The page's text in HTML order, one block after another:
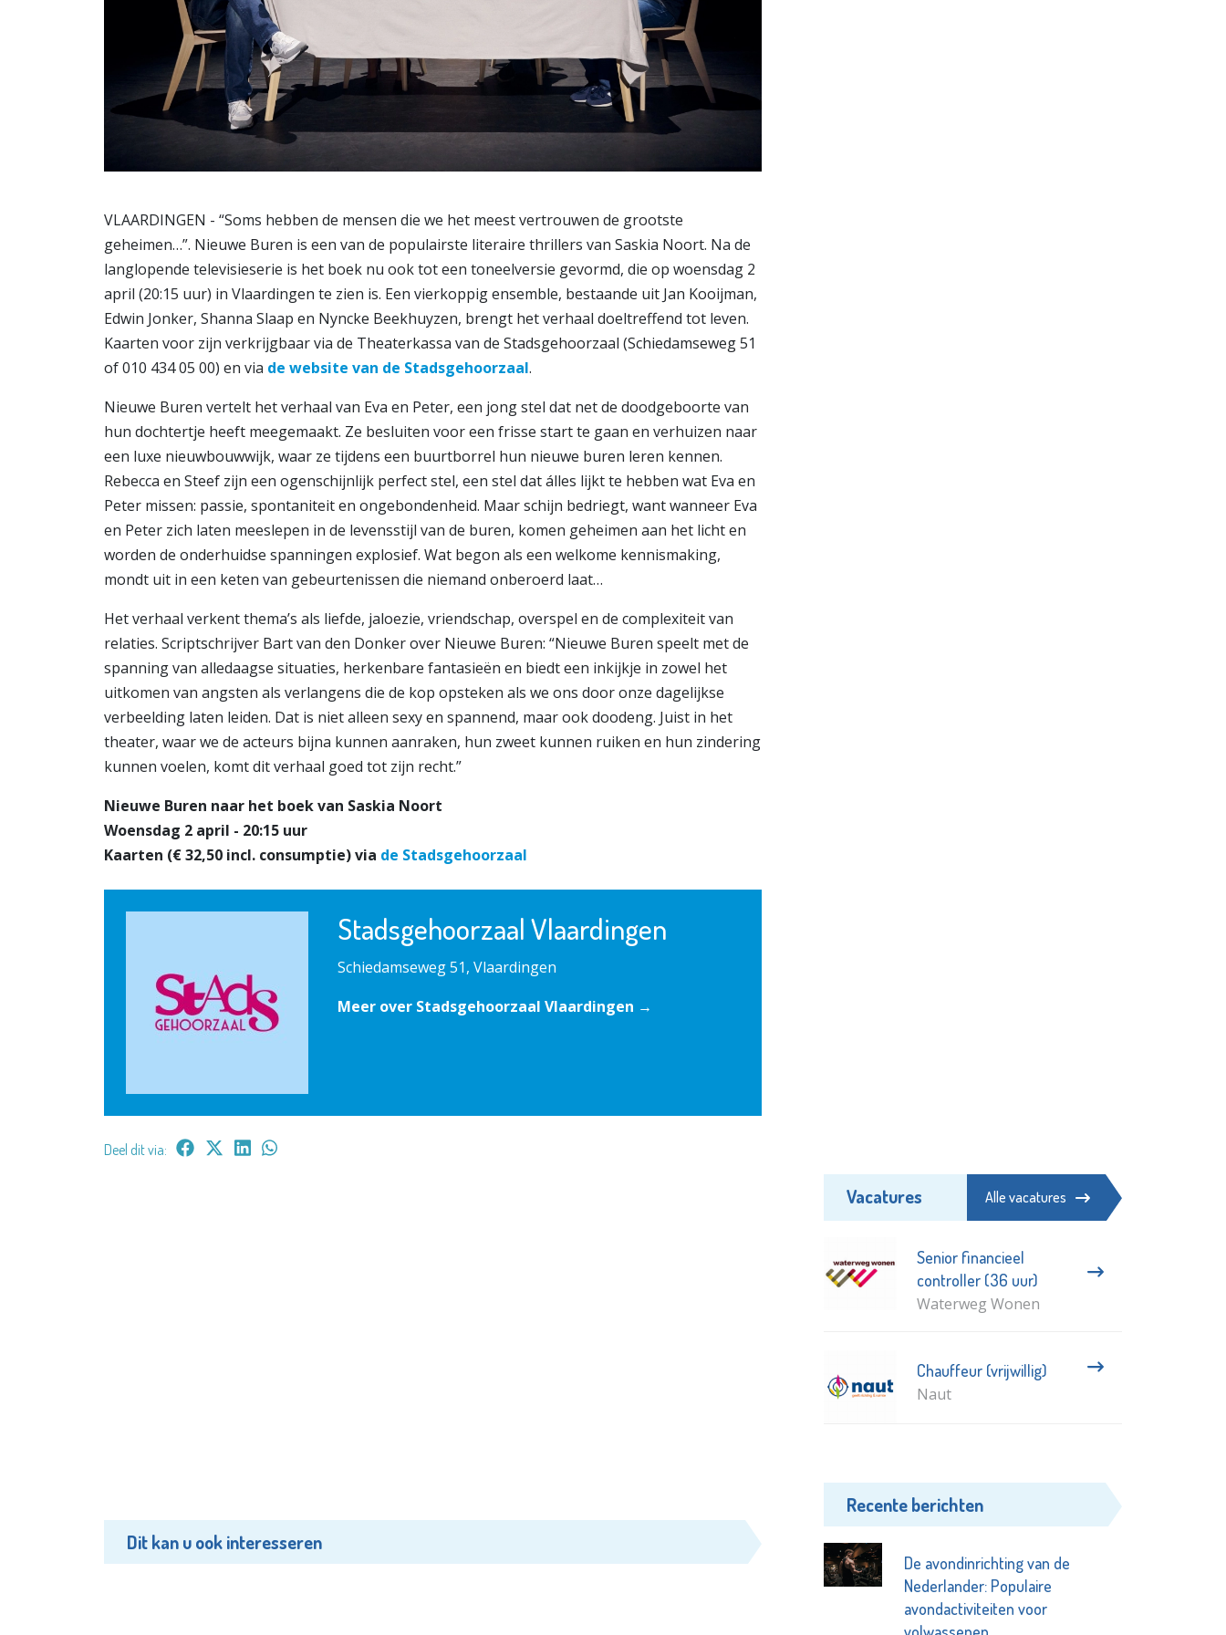
VLAARDINGEN - “Soms hebben de mensen die we het meest vertrouwen de grootste
geheimen…”. Nieuwe Buren is een van de populairste literaire thrillers van Saskia Noort. Na de
langlopende televisieserie is het boek nu ook tot een toneelversie gevormd, die op woensdag 2
april (20:15 uur) in Vlaardingen te zien is. Een vierkoppig ensemble, bestaande uit Jan Kooijman,
Edwin Jonker, Shanna Slaap en Nyncke Beekhuyzen, brengt het verhaal doeltreffend tot leven.
Kaarten voor zijn verkrijgbaar via de Theaterkassa van de Stadsgehoorzaal (Schiedamseweg 51
of 010 434 05 00) en via de website van de Stadsgehoorzaal.
Nieuwe Buren vertelt het verhaal van Eva en Peter, een jong stel dat net de doodgeboorte van
hun dochtertje heeft meegemaakt. Ze besluiten voor een frisse start te gaan en verhuizen naar
een luxe nieuwbouwwijk, waar ze tijdens een buurtborrel hun nieuwe buren leren kennen.
Rebecca en Steef zijn een ogenschijnlijk perfect stel, een stel dat álles lijkt te hebben wat Eva en
Peter missen: passie, spontaniteit en ongebondenheid. Maar schijn bedriegt, want wanneer Eva
en Peter zich laten meeslepen in de levensstijl van de buren, komen geheimen aan het licht en
worden de onderhuidse spanningen explosief. Wat begon als een welkome kennismaking,
mondt uit in een keten van gebeurtenissen die niemand onberoerd laat…
Het verhaal verkent thema’s als liefde, jaloezie, vriendschap, overspel en de complexiteit van
relaties. Scriptschrijver Bart van den Donker over Nieuwe Buren: “Nieuwe Buren speelt met de
spanning van alledaagse situaties, herkenbare fantasieën en biedt een inkijkje in zowel het
uitkomen van angsten als verlangens die de kop opsteken als we ons door onze dagelijkse
verbeelding laten leiden. Dat is niet alleen sexy en spannend, maar ook doodeng. Juist in het
theater, waar we de acteurs bijna kunnen aanraken, hun zweet kunnen ruiken en hun zindering
kunnen voelen, komt dit verhaal goed tot zijn recht.”
Nieuwe Buren naar het boek van Saskia Noort
Woensdag 2 april - 20:15 uur
Kaarten (€ 32,50 incl. consumptie) via de Stadsgehoorzaal
Stadsgehoorzaal Vlaardingen
Schiedamseweg 51, Vlaardingen
Meer over Stadsgehoorzaal Vlaardingen →
Deel dit via:
Dit kan u ook interesseren
Vacatures Alle vacatures
Senior financieel
controller (36 uur)
Waterweg Wonen
Chauffeur (vrijwillig)
Naut
Recente berichten
De avondinrichting van de
Nederlander: Populaire
avondactiviteiten voor